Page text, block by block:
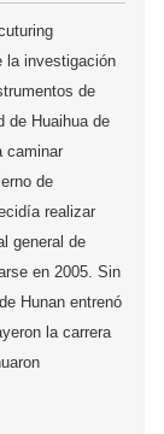
la investigación
de
de Huaihua de
caminar
de
realizar
general de
en 2005. Sin
Hunan entrenó
la carrera